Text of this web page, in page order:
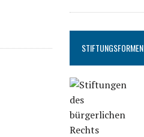
STIFTUNGSFORMEN